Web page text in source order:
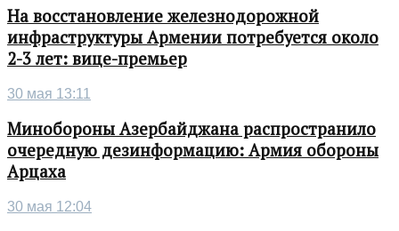
На восстановление железнодорожной
инфраструктуры Армении потребуется около
2-3 лет: вице-премьер
30 мая 13:11
Минобороны Азербайджана распространило
очередную дезинформацию: Армия обороны
Арцаха
30 мая 12:04